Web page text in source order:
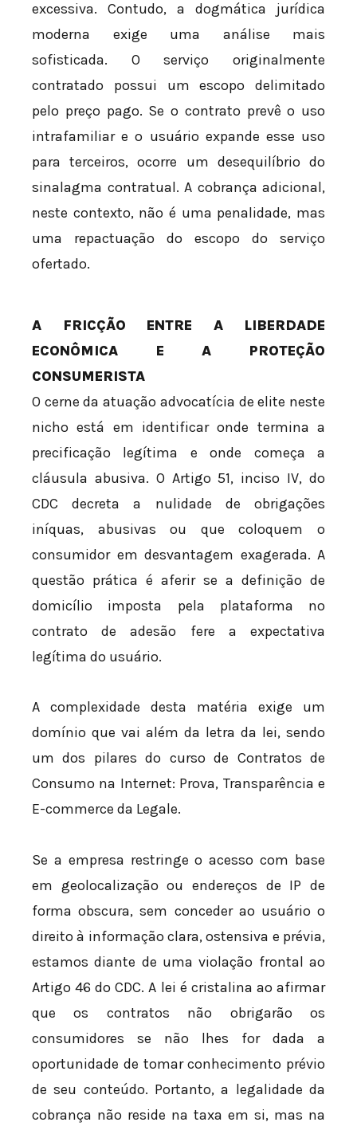
excessiva. Contudo, a dogmática jurídica
moderna exige uma análise mais
sofisticada. O serviço originalmente
contratado possui um escopo delimitado
pelo preço pago. Se o contrato prevê o uso
intrafamiliar e o usuário expande esse uso
para terceiros, ocorre um desequilíbrio do
sinalagma contratual. A cobrança adicional,
neste contexto, não é uma penalidade, mas
uma repactuação do escopo do serviço
ofertado.
A FRICÇÃO ENTRE A LIBERDADE
ECONÔMICA E A PROTEÇÃO
CONSUMERISTA
O cerne da atuação advocatícia de elite neste
nicho está em identificar onde termina a
precificação legítima e onde começa a
cláusula abusiva. O Artigo 51, inciso IV, do
CDC decreta a nulidade de obrigações
iníquas, abusivas ou que coloquem o
consumidor em desvantagem exagerada. A
questão prática é aferir se a definição de
domicílio imposta pela plataforma no
contrato de adesão fere a expectativa
legítima do usuário.
A complexidade desta matéria exige um
domínio que vai além da letra da lei, sendo
um dos pilares do curso de Contratos de
Consumo na Internet: Prova, Transparência e
E-commerce da Legale.
Se a empresa restringe o acesso com base
em geolocalização ou endereços de IP de
forma obscura, sem conceder ao usuário o
direito à informação clara, ostensiva e prévia,
estamos diante de uma violação frontal ao
Artigo 46 do CDC. A lei é cristalina ao afirmar
que os contratos não obrigarão os
consumidores se não lhes for dada a
oportunidade de tomar conhecimento prévio
de seu conteúdo. Portanto, a legalidade da
cobrança não reside na taxa em si, mas na